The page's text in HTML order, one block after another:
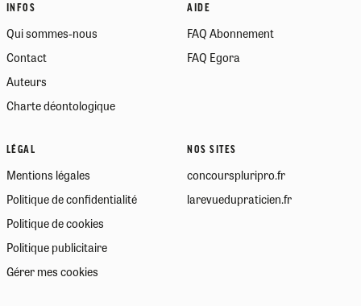
INFOS
Qui sommes-nous
Contact
Auteurs
Charte déontologique
AIDE
FAQ Abonnement
FAQ Egora
LÉGAL
Mentions légales
Politique de confidentialité
Politique de cookies
Politique publicitaire
Gérer mes cookies
NOS SITES
concourspluripro.fr
larevuedupraticien.fr